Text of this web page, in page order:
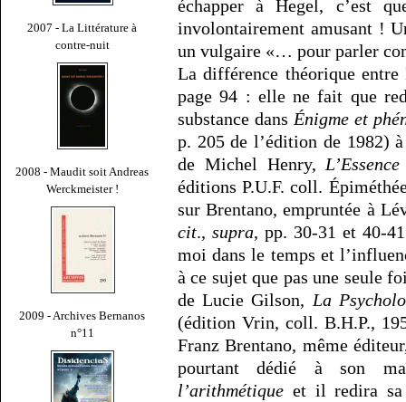
2007 - La Littérature à
contre-nuit
2008 - Maudit soit Andreas
Werckmeister !
2009 - Archives Bernanos
n°11
échapper à Hegel, c’est
involontairement amusant !
un vulgaire «… pour parler
La différence théorique
page 94 : elle ne fait que
substance dans Énigme et
p. 205 de l’édition de 1982)
de Michel Henry,
éditions P.U.F. coll.
sur Brentano, empruntée à
cit.,supra, pp. 30-31 et 40-
moi dans le temps et
à ce sujet que pas une seule
de Lucie Gilson, La
(édition Vrin, coll. B.H.P.,
Franz Brentano, même
pourtant dédié à son
l’arithmétique et il redira sa